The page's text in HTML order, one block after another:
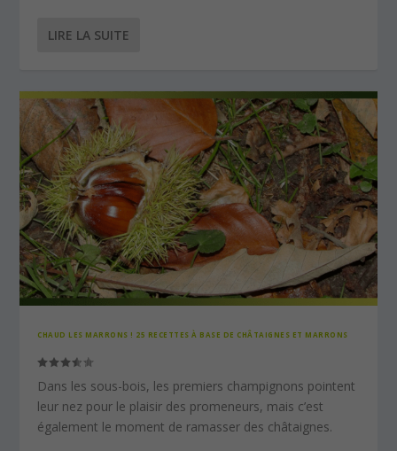
LIRE LA SUITE
CHAUD LES MARRONS ! 25 RECETTES À BASE DE CHÂTAIGNES ET MARRONS
Dans les sous-bois, les premiers champignons pointent
leur nez pour le plaisir des promeneurs, mais c’est
également le moment de ramasser des châtaignes.